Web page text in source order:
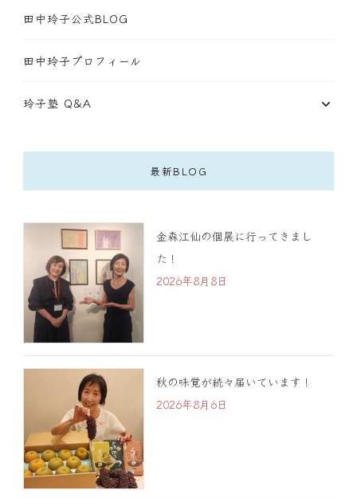
田中玲子公式BLOG
田中玲子プロフィール
玲子塾 Q&A
最新BLOG
金森江仙の個展に行ってきまし
た！
2026年8月8日
秋の味覚が続々届いています！
2026年8月6日